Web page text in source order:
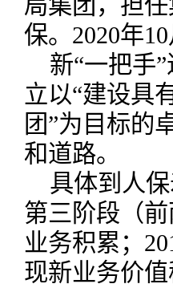
局集团，担
保。2020年
新“一把手
立以“建设具
团”为目标的
和道路。
具体到人
第三阶段（
业务积累；
现新业务价